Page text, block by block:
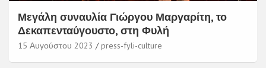
Μεγάλη συναυλία Γιώργου Μαργαρίτη, το
Δεκαπενταύγουστο, στη Φυλή
15 Αυγούστου 2023 press-fyli-culture